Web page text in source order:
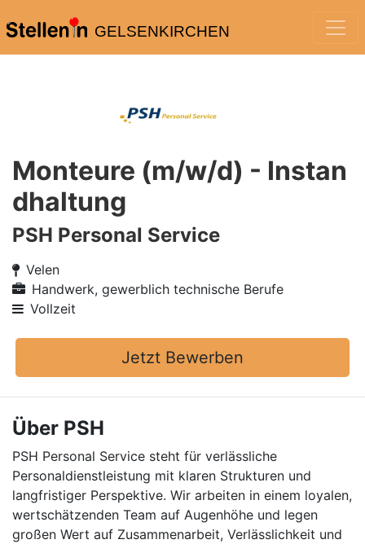
GELSENKIRCHEN
Monteure (m/w/d) - Instan
dhaltung
PSH Personal Service
Velen
Handwerk, gewerblich technische Berufe
Vollzeit
Jetzt Bewerben
Über PSH
PSH Personal Service steht für verlässliche
Personaldienstleistung mit klaren Strukturen und
langfristiger Perspektive. Wir arbeiten in einem loyalen,
wertschätzenden Team auf Augenhöhe und legen
großen Wert auf Zusammenarbeit, Verlässlichkeit und